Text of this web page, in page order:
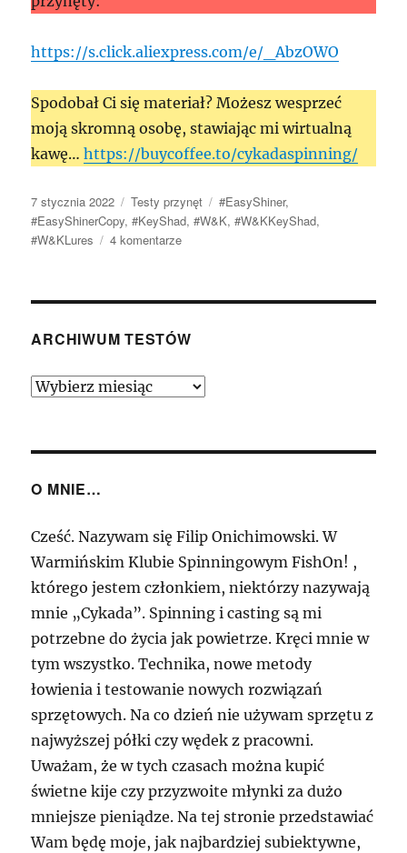
https://s.click.aliexpress.com/e/_AbzOWO
Spodobał Ci się materiał? Możesz wesprzeć
moją skromną osobę, stawiając mi wirtualną
kawę…https://buycoffee.to/cykadaspinning/
Data
publikacji
7 stycznia 2022 Kategorie
Testy przynęt Tagi
#EasyShiner,
#EasyShinerCopy,#KeyShad,#W&K,#W&KKeyShad,
#W&KLures
4 komentarzedo
Shad
Kolejne,
udane
podejście
Easy
ARCHIWUM TESTÓW
Archiwum
O MNIE…
Cześć. Nazywam się Filip Onichimowski. W
Warmińskim Klubie Spinningowym FishOn! ,
którego jestem członkiem, niektórzy nazywają
mnie „Cykada”. Spinning i casting są mi
potrzebne do życia jak powietrze. Kręci mnie w
tym wszystko. Technika, nowe metody
łowienia i testowanie nowych rozwiązań
sprzętowych. Na co dzień nie używam sprzętu z
najwyższej półki czy wędek z pracowni.
Uważam, że w tych czasach można kupić
świetne kije czy przyzwoite młynki za dużo
mniejsze pieniądze. Na tej stronie przedstawiać
Wam będę moje, jak najbardziej subiektywne,